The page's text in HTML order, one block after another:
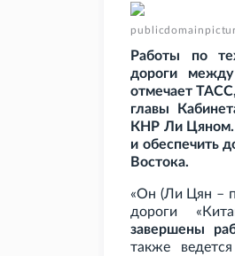
Работы по
дороги
отмечает
главы
КНР Ли Цяном.
и обеспечить
Востока.
«Он (Ли Цян –
дороги
завершены
также